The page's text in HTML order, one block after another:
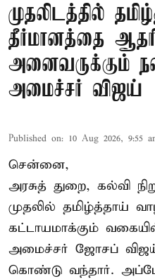
முதலிடத்தில்
தீர்மானத்தை
அனைவருக்கும்
அமைச்சர் விஜய்
Published on: 10 Aug 2026, 9:55
சென்னை,
அரசுத் துறை, கல்வி
முதலில் தமிழ்த்தாய்
கட்டாயமாக்கும்
அமைச்சர் ஜோசப்
கொண்டு வந்தார்.